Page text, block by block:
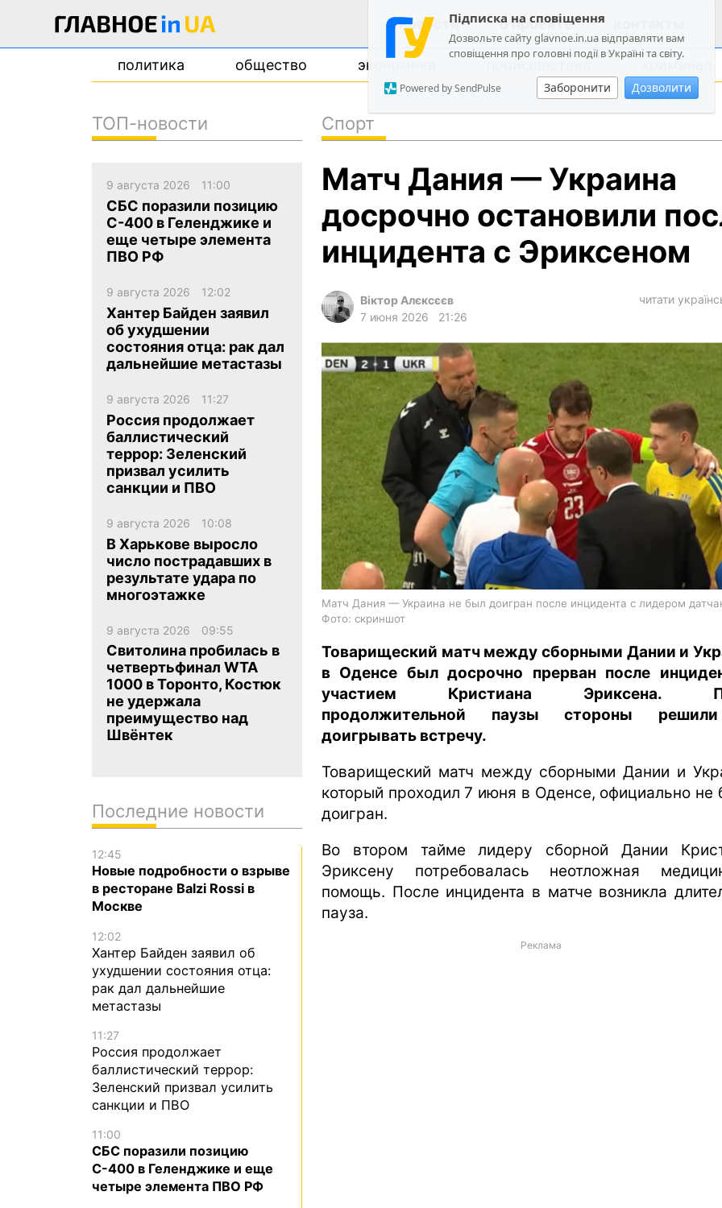
Підписка на сповіщення
Дозвольте сайту glavnoe.in.ua відправляти вам
сповіщення про головні події в Україні та світу.
Заборонити Дозволити
Powered by SendPulse
новости о проекте
политика общество экономика происшествия криминал
политика
общество
экономика
происшествия
криминал
лонгриды
архив
gambling
en
Спорт
Матч Дания — Украина
досрочно остановили
инцидента с Эриксеном
Віктор Алєксєєв
7 июня 2026
21:26
читати
Матч Дания — Украина не был доигран после инцидента с лидером
Фото: скриншот
Товарищеский матч между сборными Дании и
в Оденсе был досрочно прерван после
участием Кристиана Эриксена.
продолжительной паузы стороны
доигрывать встречу.
Товарищеский матч между сборными Дании и
который проходил 7 июня в Оденсе, официально не
доигран.
Во втором тайме лидеру сборной Дании
Эриксену потребовалась неотложная
помощь. После инцидента в матче возникла
пауза.
Реклама
ТОП-новости
9 августа 2026 11:00
СБС поразили позицию
С-400 в Геленджике и
еще четыре элемента
ПВО РФ
9 августа 2026 12:02
Хантер Байден заявил
об ухудшении
состояния отца: рак дал
дальнейшие метастазы
9 августа 2026 11:27
Россия продолжает
баллистический
террор: Зеленский
призвал усилить
санкции и ПВО
9 августа 2026 10:08
В Харькове выросло
число пострадавших в
результате удара по
многоэтажке
9 августа 2026 09:55
Свитолина пробилась в
четвертьфинал WTA
1000 в Торонто, Костюк
не удержала
преимущество над
Швёнтек
Последние новости
12:45
Новые подробности о взрыве
в ресторане Balzi Rossi в
Москве
12:02
Хантер Байден заявил об
ухудшении состояния отца:
рак дал дальнейшие
метастазы
11:27
Россия продолжает
баллистический террор:
Зеленский призвал усилить
санкции и ПВО
11:00
СБС поразили позицию
С-400 в Геленджике и еще
четыре элемента ПВО РФ